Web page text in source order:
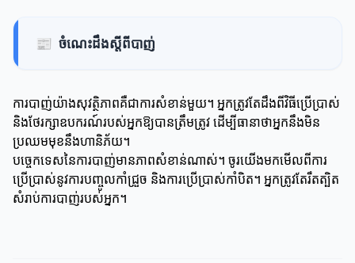
📰 ចំណេះដឹងស្តីពីបាញ់
ការបាញ់យ៉ាងសុវត្ថិភាពគឺជាការសំខាន់មួយ។ អ្នកត្រូវតែដឹងពីវិធីប្រើប្រាស់
និងថែរក្សាឧបករណ៍របស់អ្នកឱ្យបានត្រឹមត្រូវ ដើម្បីធានាថាអ្នកនឹងមិន
ប្រឈមមុខនឹងហានិភ័យ។
បច្ចេកទេសនៃការបាញ់មានភាពសំខាន់ណាស់។ ចូរយើងមកមើលពីការ
ប្រើប្រាស់នូវការបញ្ចូលកាំជ្រួច និងការប្រើប្រាស់កាំបិត។ អ្នកត្រូវតែរឹតត្បិត
សំរាប់ការបាញ់របស់អ្នក។